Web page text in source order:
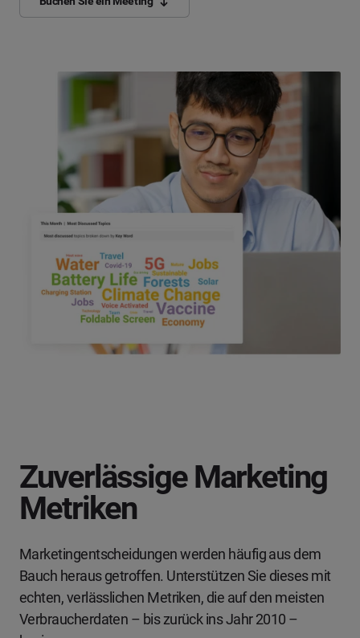
Zuverlässige Marketing
Metriken
Marketingentscheidungen werden häufig aus dem
Bauch heraus getroffen. Unterstützen Sie dieses mit
echten, verlässlichen Metriken, die auf den meisten
Verbraucherdaten – bis zurück ins Jahr 2010 –